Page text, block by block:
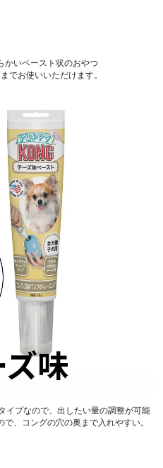
かいペースト状のおやつ
でお使いいただけます。
イプなので、出したい量の調整が可能
、コングの穴の奥まで入れやすい。